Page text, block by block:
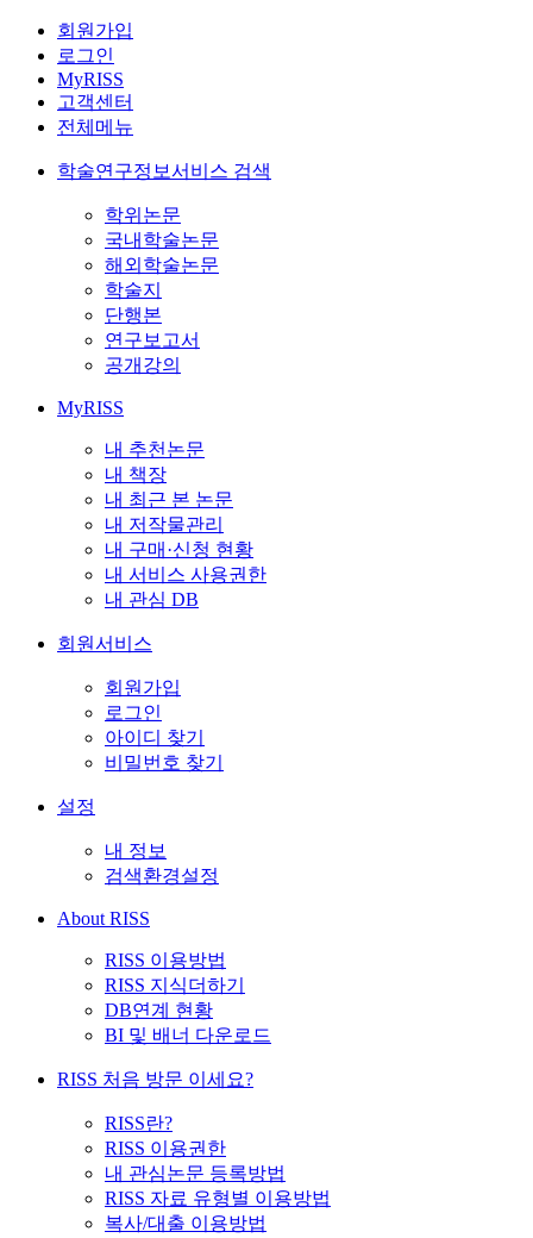
회원가입
로그인
MyRISS
고객센터
전체메뉴
학술연구정보서비스 검색
학위논문
국내학술논문
해외학술논문
학술지
단행본
연구보고서
공개강의
MyRISS
내 추천논문
내 책장
내 최근 본 논문
내 저작물관리
내 구매·신청 현황
내 서비스 사용권한
내 관심 DB
회원서비스
회원가입
로그인
아이디 찾기
비밀번호 찾기
설정
내 정보
검색환경설정
About RISS
RISS 이용방법
RISS 지식더하기
DB연계 현황
BI 및 배너 다운로드
RISS 처음 방문 이세요?
RISS란?
RISS 이용권한
내 관심논문 등록방법
RISS 자료 유형별 이용방법
복사/대출 이용방법